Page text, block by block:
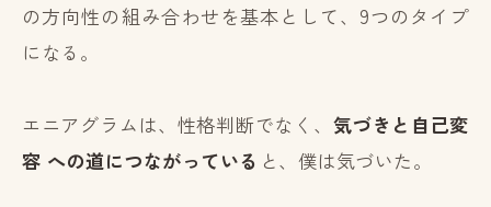
の方向性の組み合わせを基本として、9つのタイプ
になる。
エニアグラムは、性格判断でなく、 気づきと自己変
容 への道につながっている と、僕は気づいた。